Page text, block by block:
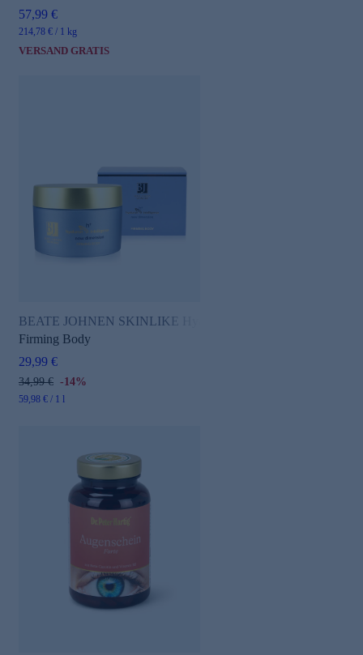
57,99 €
214,78 € / 1 kg
VERSAND GRATIS
BEATE JOHNEN SKINLIKE Hyaluron Intelligence
Firming Body
29,99 €
34,99 € -14%
59,98 € / 1 l